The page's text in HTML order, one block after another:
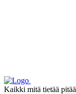
Kaikki mitä tietää pitää